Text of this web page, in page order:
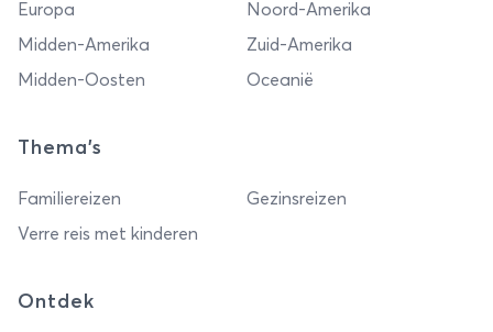
Europa
Noord-Amerika
Midden-Amerika
Zuid-Amerika
Midden-Oosten
Oceanië
Thema's
Familiereizen
Gezinsreizen
Verre reis met kinderen
Ontdek